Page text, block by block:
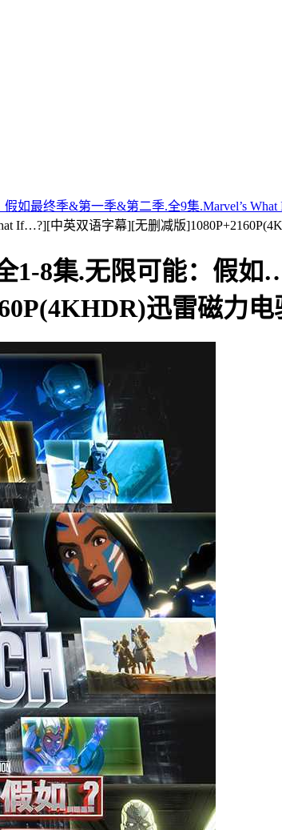
如最终季&第一季&第二季.全9集.Marvel’s
If…?][中英双语字幕][无删减版
1-8集.无限可能：假
迅雷磁力